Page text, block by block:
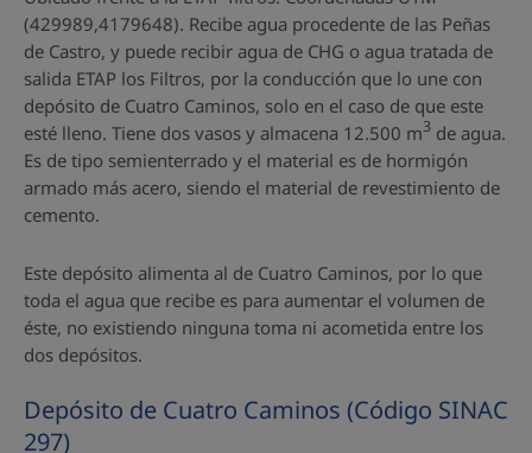
(429989,4179648). Recibe agua procedente de las Peñas
de Castro, y puede recibir agua de CHG o agua tratada de
salida ETAP los Filtros, por la conducción que lo une con
depósito de Cuatro Caminos, solo en el caso de que este
esté lleno. Tiene dos vasos y almacena 12.500 m3 de agua.
Es de tipo semienterrado y el material es de hormigón
armado más acero, siendo el material de revestimiento de
cemento.
Este depósito alimenta al de Cuatro Caminos, por lo que
toda el agua que recibe es para aumentar el volumen de
éste, no existiendo ninguna toma ni acometida entre los
dos depósitos.
Depósito de Cuatro Caminos (Código SINAC
297)